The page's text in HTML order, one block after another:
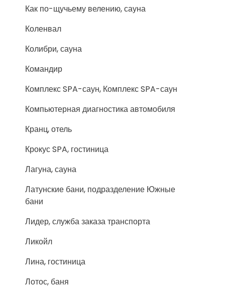
Как по-щучьему велению, сауна
Коленвал
Колибри, сауна
Командир
Комплекс SPA-саун, Комплекс SPA-саун
Компьютерная диагностика автомобиля
Кранц, отель
Крокус SPA, гостиница
Лагуна, сауна
Латунские бани, подразделение Южные
бани
Лидер, служба заказа транспорта
Ликойл
Лина, гостиница
Лотос, баня